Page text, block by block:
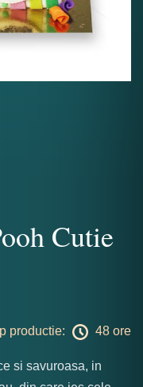
Cutie
productie: 48 ore
si savuroasa, in